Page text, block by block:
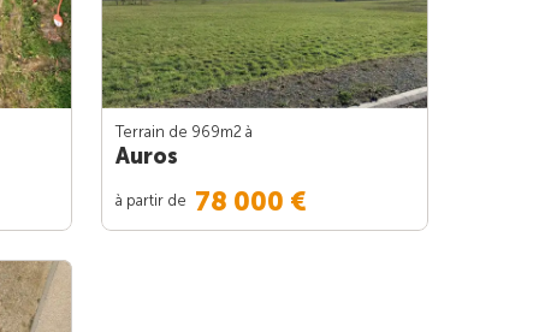
Terrain de 969m2 à
Auros
à partir de 78 000 €